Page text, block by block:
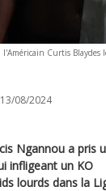
Curtis
13/08/2024
Ngannou a pris
infligeant un KO
lourds dans la